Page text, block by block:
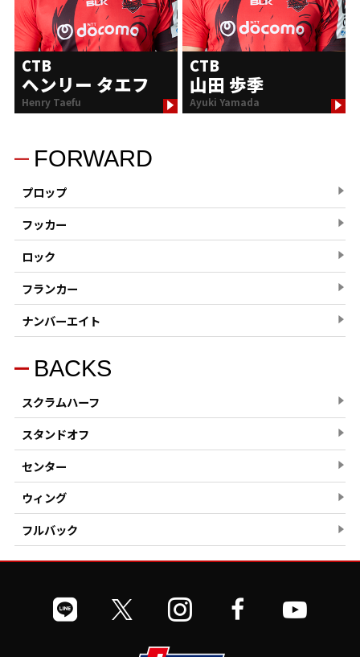
CTB
ヘンリー タエフ
Henry Taefu
CTB
山田 歩季
Ayuki Yamada
FORWARD
プロップ
フッカー
ロック
フランカー
ナンバーエイト
BACKS
スクラムハーフ
スタンドオフ
センター
ウィング
フルバック